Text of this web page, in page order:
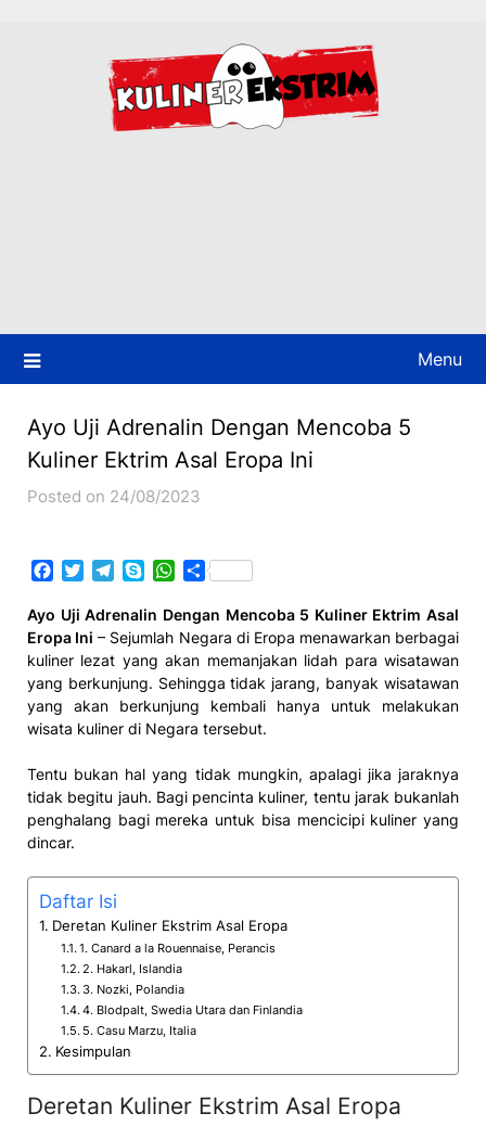
Menu
Ayo Uji Adrenalin Dengan Mencoba 5
Kuliner Ektrim Asal Eropa Ini
Posted on 24/08/2023
Facebook
TwitterTelegram
SkypeWhatsApp
Share
Ayo Uji Adrenalin Dengan Mencoba 5 Kuliner Ektrim Asal
Eropa Ini – Sejumlah Negara di Eropa menawarkan berbagai
kuliner lezat yang akan memanjakan lidah para wisatawan
yang berkunjung. Sehingga tidak jarang, banyak wisatawan
yang akan berkunjung kembali hanya untuk melakukan
wisata kuliner di Negara tersebut.
Tentu bukan hal yang tidak mungkin, apalagi jika jaraknya
tidak begitu jauh. Bagi pencinta kuliner, tentu jarak bukanlah
penghalang bagi mereka untuk bisa mencicipi kuliner yang
dincar.
Daftar Isi
Deretan Kuliner Ekstrim Asal Eropa
1. Canard a la Rouennaise, Perancis
2. Hakarl, Islandia
3. Nozki, Polandia
4. Blodpalt, Swedia Utara dan Finlandia
5. Casu Marzu, Italia
Kesimpulan
Deretan Kuliner Ekstrim Asal Eropa